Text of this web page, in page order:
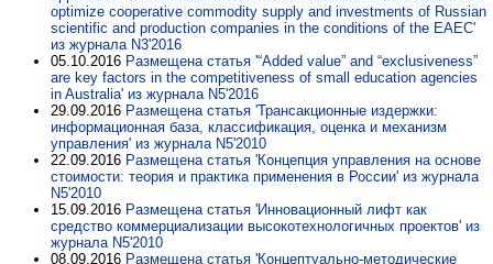
optimize cooperative commodity supply and investments of Russian
scientific and production companies in the conditions of the EAEC'
из журнала N3'2016
05.10.2016 Размещена статья '“Added value” and “exclusiveness”
are key factors in the competitiveness of small education agencies
in Australia' из журнала N5'2016
29.09.2016 Размещена статья 'Трансакционные издержки:
информационная база, классификация, оценка и механизм
управления' из журнала N5'2010
22.09.2016 Размещена статья 'Концепция управления на основе
стоимости: теория и практика применения в России' из журнала
N5'2010
15.09.2016 Размещена статья 'Инновационный лифт как
средство коммерциализации высокотехнологичных проектов' из
журнала N5'2010
08.09.2016 Размещена статья 'Концептуально-методические